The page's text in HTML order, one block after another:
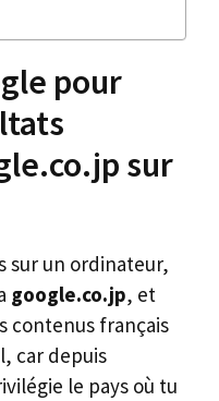
pour
sur
sur un ordinateur,
google.co.jp, et
contenus français
car depuis
le pays où tu